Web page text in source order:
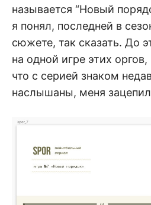
называется “Новый
я понял, последней в
сюжете, так сказать. До
на одной игре этих
что с серией знаком
наслышаны, меня